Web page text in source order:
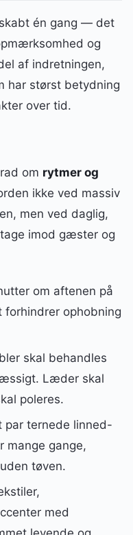
én gang — det
og
af indretningen,
har størst betydning
over tid.
om rytmer og
ikke ved massiv
men ved daglig,
imod gæster og
om aftenen på
ophobning
skal behandles
Læder skal
poleres.
par ternede linned-
mange gange,
tøven.
med